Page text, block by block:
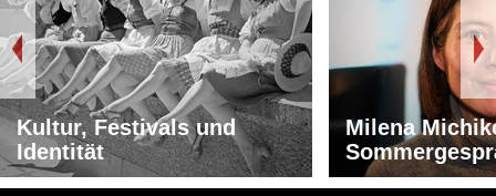
Kultur, Festivals und
Identität
Milena